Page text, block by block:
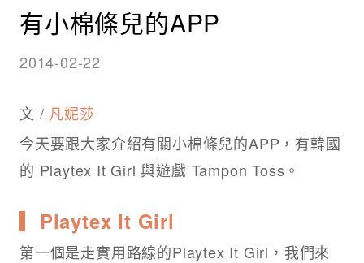
有小棉條兒的APP
2014-02-22
文 / 凡妮莎
今天要跟大家介紹有關小棉條兒的APP，有韓國
的 Playtex It Girl 與遊戲 Tampon Toss。
▎Playtex It Girl
第一個是走實用路線的Playtex It Girl，我們來